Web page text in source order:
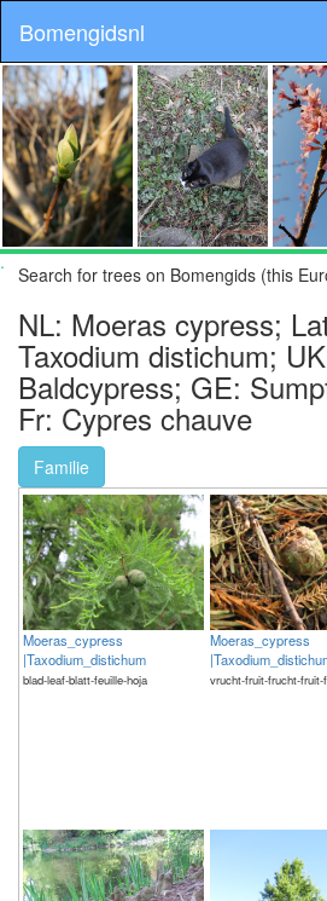
Bomengidsnl
.
Search for trees on Bomengids (this
NL: Moeras cypress;
Taxodium distichum;
Baldcypress; GE:
Fr: Cypres chauve
Familie
Moeras_cypress
|Taxodium_distichum
blad-leaf-blatt-feuille-hoja
Moeras_cypress
vrucht-fruit-frucht-fruit-